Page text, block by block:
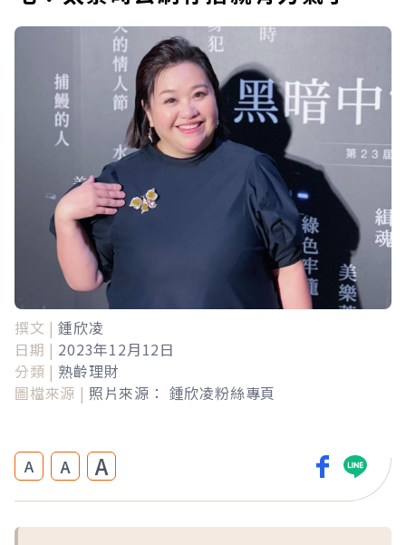
撰文 | 鍾欣凌
日期 | 2023年12月12日
分類 | 熟齡理財
圖檔來源 | 照片來源： 鍾欣凌粉絲專頁
A A A